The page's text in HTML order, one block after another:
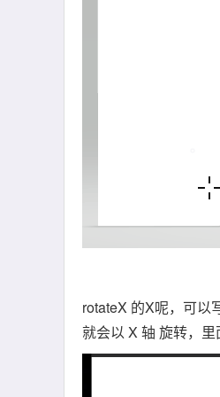
rotateX 的X呢，可以
就会以 X 轴 旋转，里